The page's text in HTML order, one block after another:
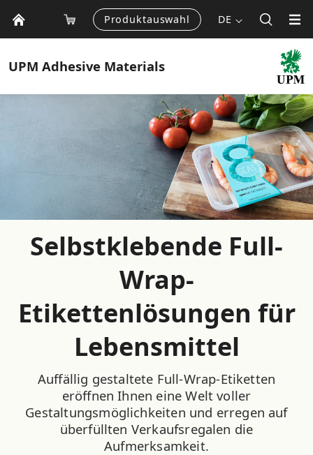
Produktauswahl DE
UPM Adhesive Materials
Selbstklebende Full-
Wrap-
Etikettenlösungen für
Lebensmittel
Auffällig gestaltete Full-Wrap-Etiketten
eröffnen Ihnen eine Welt voller
Gestaltungsmöglichkeiten und erregen auf
überfüllten Verkaufsregalen die
Aufmerksamkeit.